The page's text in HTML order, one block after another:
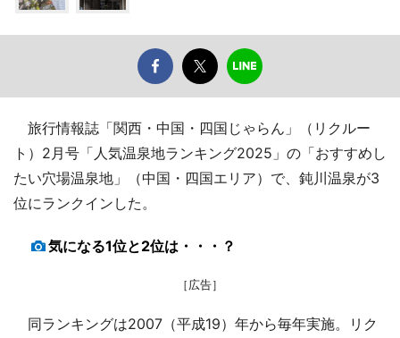
旅行情報誌「関西・中国・四国じゃらん」（リクルー
ト）2月号「人気温泉地ランキング2025」の「おすすめし
たい穴場温泉地」（中国・四国エリア）で、鈍川温泉が3
位にランクインした。
気になる1位と2位は・・・？
［広告］
同ランキングは2007（平成19）年から毎年実施。リク